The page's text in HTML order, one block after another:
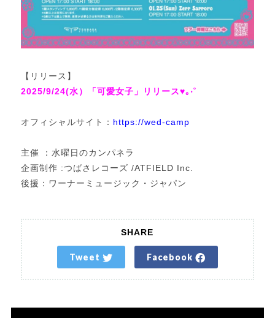
【リリース】
2025/9/24(水）「可愛女子」リリース♥｡‧˚
オフィシャルサイト： https://wed-camp
主催 ：水曜日のカンパネラ
企画制作 :つばさレコーズ /ATFIELD Inc.
後援：ワーナーミュージック・ジャパン
SHARE
Tweet Facebook